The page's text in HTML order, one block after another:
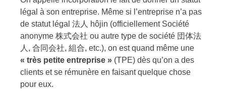
légal à son entreprise. Même si l’entreprise n’a pas
de statut légal 法人 hôjin (officiellement Société
anonyme 株式会社 ou autre type de société 団体法
人, 合同会社, 組合, etc.), on est quand même une
« très petite entreprise » (TPE) dès qu’on a des
clients et se rémunère en faisant quelque chose
pour eux.